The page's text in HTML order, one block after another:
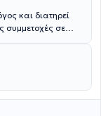
και διατηρεί
συμμετοχές σε
και στην
συνεργάζεται
και Ιατρικό